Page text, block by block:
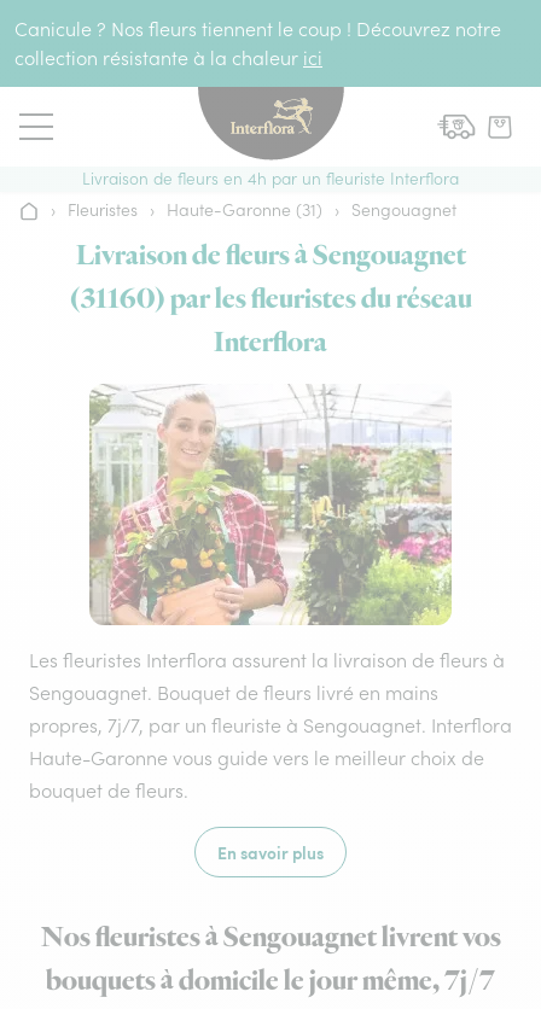
Canicule ? Nos fleurs tiennent le coup ! Découvrez notre
collection résistante à la chaleur ici
Livraison de fleurs en 4h par un fleuriste Interflora
Accueil
› Fleuristes › Haute-Garonne (31) › Sengouagnet
Livraison de fleurs à Sengouagnet
(31160) par les fleuristes du réseau
Interflora
Les fleuristes Interflora assurent la livraison de fleurs à
Sengouagnet. Bouquet de fleurs livré en mains
propres, 7j/7, par un fleuriste à Sengouagnet. Interflora
Haute-Garonne vous guide vers le meilleur choix de
bouquet de fleurs.
En savoir plus
Nos fleuristes à Sengouagnet livrent vos
bouquets à domicile le jour même, 7j/7